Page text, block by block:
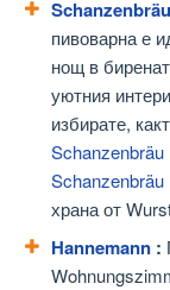
пивоварна е
нощ в
уютния
избирате,
Schanzenbräu
Schanzenbräu
храна от
Hannemann :